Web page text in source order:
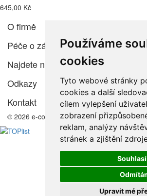
Používáme
cookies
Tyto webové stránky
cookies a další
cílem vylepšení
zobrazení
reklam, analýzy
stránek a zjištění
Upravit mé
645,00 Kč
O firmě
Péče o zákazníka
Najdete nás
Odkazy
Kontakt
© 2026 e-color.cz